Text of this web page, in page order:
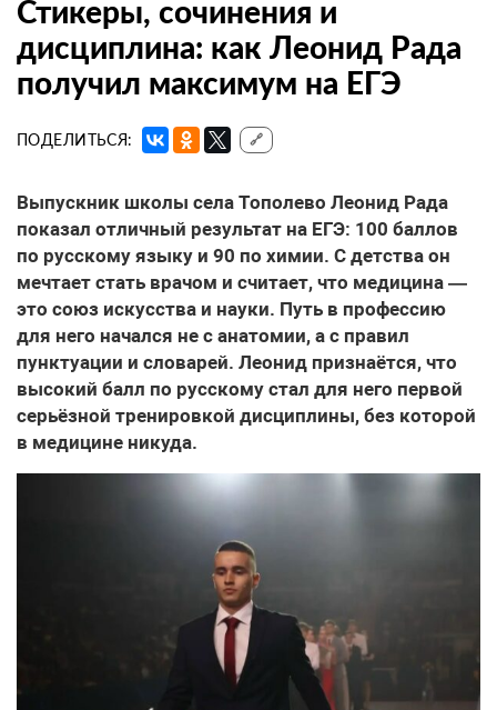
Стикеры, сочинения и
дисциплина: как Леонид Рада
получил максимум на ЕГЭ
ПОДЕЛИТЬСЯ: 🔗
Выпускник школы села Тополево Леонид Рада
показал отличный результат на ЕГЭ: 100 баллов
по русскому языку и 90 по химии. С детства он
мечтает стать врачом и считает, что медицина —
это союз искусства и науки. Путь в профессию
для него начался не с анатомии, а с правил
пунктуации и словарей. Леонид признаётся, что
высокий балл по русскому стал для него первой
серьёзной тренировкой дисциплины, без которой
в медицине никуда.